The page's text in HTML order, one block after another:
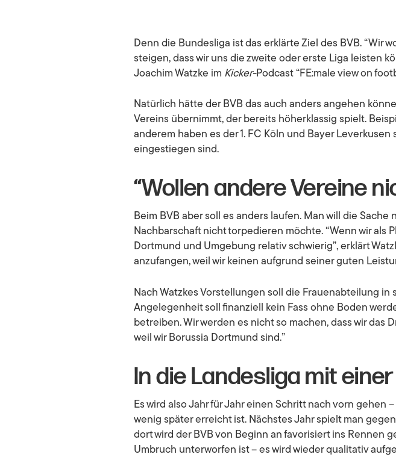
Denn die Bundesliga ist das erklärte Ziel des BVB. “Wir
steigen, dass wir uns die zweite oder erste Liga leisten
Joachim Watzke im Kicker-Podcast “FE:male view on
Natürlich hätte der BVB das auch anders angehen
Vereins übernimmt, der bereits höherklassig spielt.
anderem haben es der 1. FC Köln und Bayer
eingestiegen sind.
“Wollen andere Vereine
Beim BVB aber soll es anders laufen. Man will die
Nachbarschaft nicht torpedieren möchte. “Wenn wir als
Dortmund und Umgebung relativ schwierig”, erklärt
anzufangen, weil wir keinen aufgrund seiner guten
Nach Watzkes Vorstellungen soll die Frauenabteilung
Angelegenheit soll finanziell kein Fass ohne Boden
betreiben. Wir werden es nicht so machen, dass wir das
weil wir Borussia Dortmund sind.”
In die Landesliga mit
Es wird also Jahr für Jahr einen Schritt nach vorn
wenig später erreicht ist. Nächstes Jahr spielt man
dort wird der BVB von Beginn an favorisiert ins Rennen
Umbruch unterworfen ist – es wird wieder qualitativ